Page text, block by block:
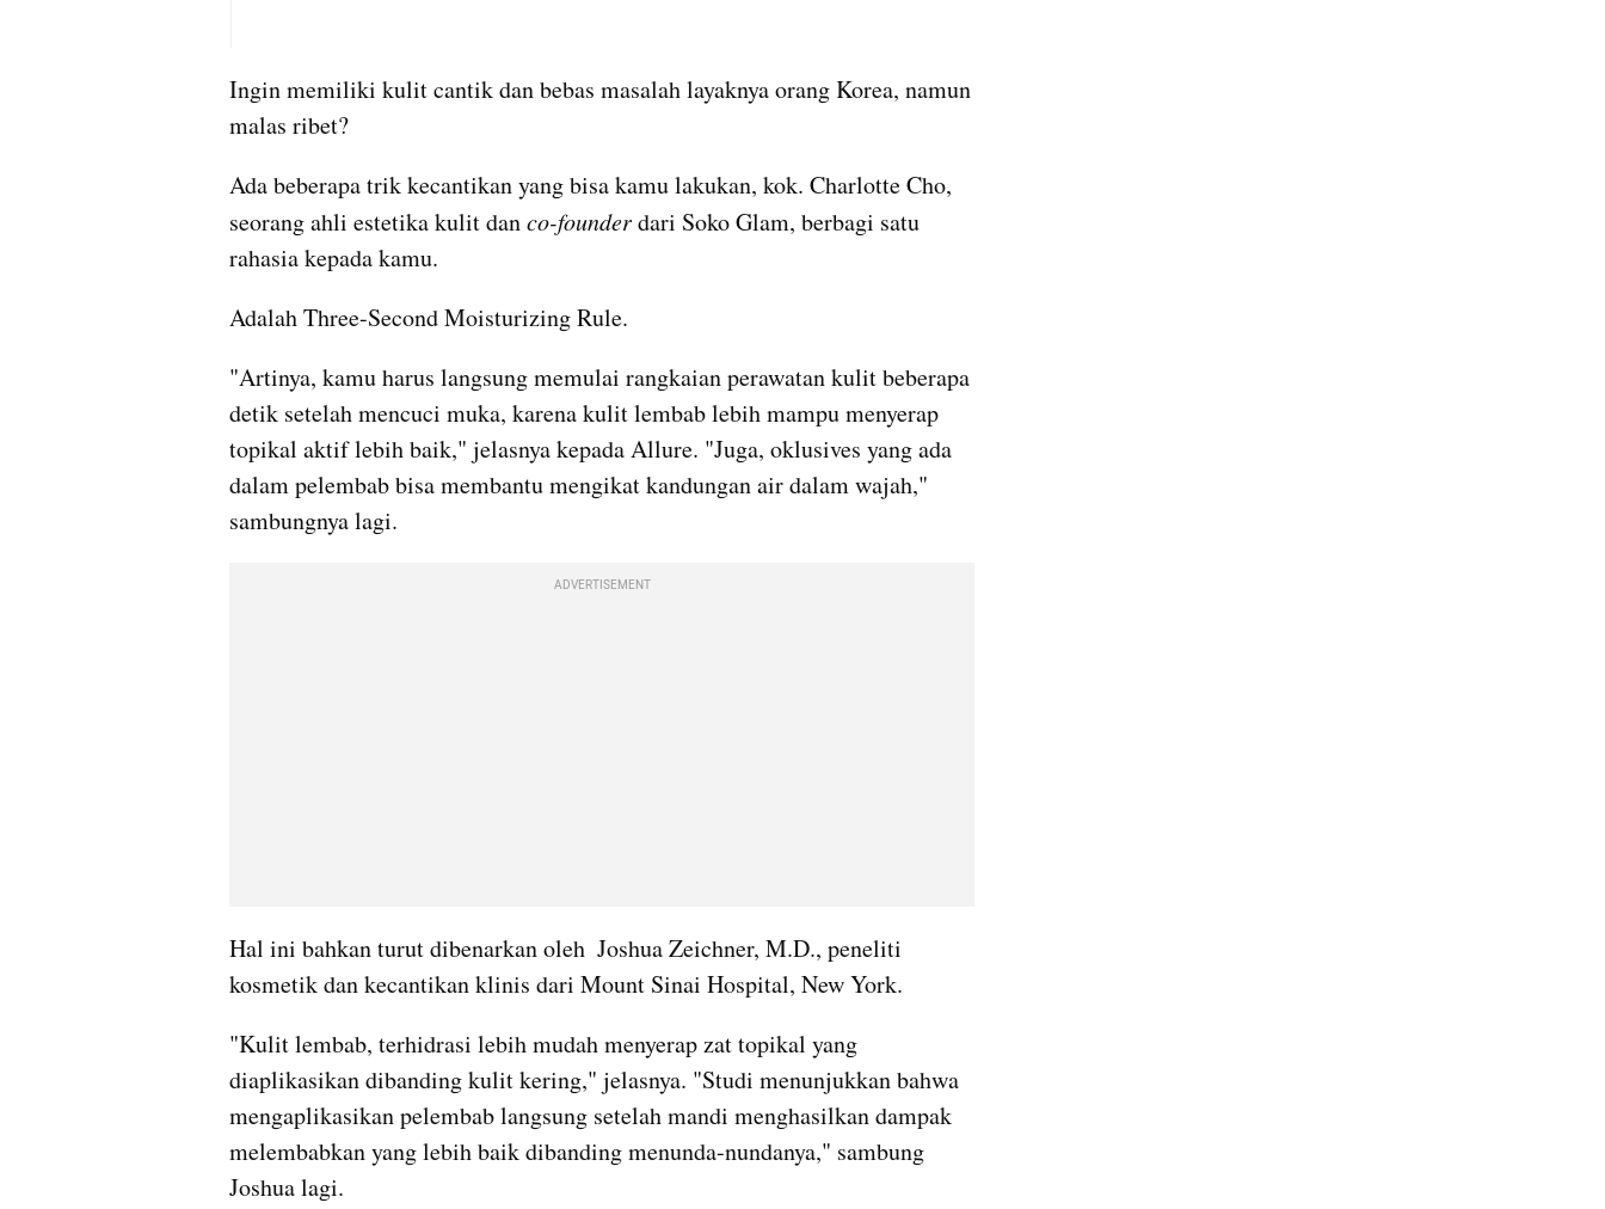
Ingin memiliki kulit cantik dan bebas masalah layaknya orang Korea, namun
malas ribet?
Ada beberapa trik kecantikan yang bisa kamu lakukan, kok. Charlotte Cho,
seorang ahli estetika kulit dan co-founder dari Soko Glam, berbagi satu
rahasia kepada kamu.
Adalah Three-Second Moisturizing Rule.
"Artinya, kamu harus langsung memulai rangkaian perawatan kulit beberapa
detik setelah mencuci muka, karena kulit lembab lebih mampu menyerap
topikal aktif lebih baik," jelasnya kepada Allure. "Juga, oklusives yang ada
dalam pelembab bisa membantu mengikat kandungan air dalam wajah,"
sambungnya lagi.
ADVERTISEMENT
Hal ini bahkan turut dibenarkan oleh  Joshua Zeichner, M.D., peneliti
kosmetik dan kecantikan klinis dari Mount Sinai Hospital, New York.
"Kulit lembab, terhidrasi lebih mudah menyerap zat topikal yang
diaplikasikan dibanding kulit kering," jelasnya. "Studi menunjukkan bahwa
mengaplikasikan pelembab langsung setelah mandi menghasilkan dampak
melembabkan yang lebih baik dibanding menunda-nundanya," sambung
Joshua lagi.